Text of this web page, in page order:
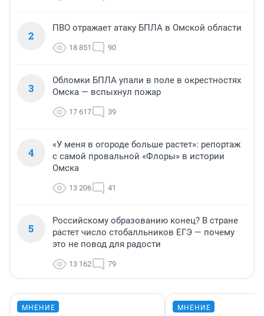
2
ПВО отражает атаку БПЛА в Омской области
18 851 90
3
Обломки БПЛА упали в поле в окрестностях
Омска — вспыхнул пожар
17 617 39
4
«У меня в огороде больше растет»: репортаж
с самой провальной «Флоры» в истории
Омска
13 206 41
5
Российскому образованию конец? В стране
растет число стобалльников ЕГЭ — почему
это не повод для радости
13 162 79
МНЕНИЕ МНЕНИЕ